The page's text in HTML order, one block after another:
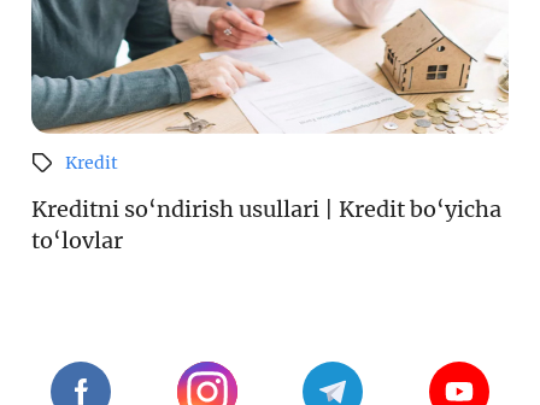
Kredit
Kreditni so‘ndirish usullari | Kredit bo‘yicha
to‘lovlar